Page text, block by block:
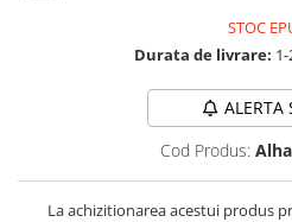
STOC
Durata de livrare:
ALERTA
Cod Produs:
La achizitionarea acestui produs